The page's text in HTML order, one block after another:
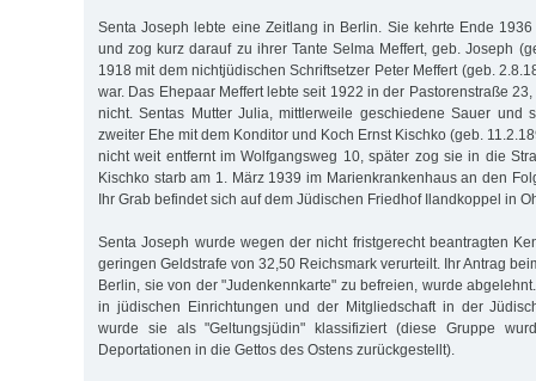
Senta Joseph lebte eine Zeitlang in Berlin. Sie kehrte Ende
und zog kurz darauf zu ihrer Tante Selma Meffert, geb. Joseph
1918 mit dem nichtjüdischen Schriftsetzer Peter Meffert (geb.
war. Das Ehepaar Meffert lebte seit 1922 in der Pastorenstraße
nicht. Sentas Mutter Julia, mittlerweile geschiedene Sauer und
zweiter Ehe mit dem Konditor und Koch Ernst Kischko (geb.
nicht weit entfernt im Wolfgangsweg 10, später zog sie in die
Kischko starb am 1. März 1939 im Marienkrankenhaus an den
Ihr Grab befindet sich auf dem Jüdischen Friedhof Ilandkoppel in
Senta Joseph wurde wegen der nicht fristgerecht beantragten
geringen Geldstrafe von 32,50 Reichsmark verurteilt. Ihr Antrag
Berlin, sie von der "Judenkennkarte" zu befreien, wurde
in jüdischen Einrichtungen und der Mitgliedschaft in der
wurde sie als "Geltungsjüdin" klassifiziert (diese Gruppe
Deportationen in die Gettos des Ostens zurückgestellt).